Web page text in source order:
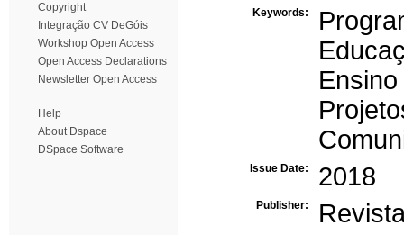
Copyright
Integração CV DeGóis
Workshop Open Access
Open Access Declarations
Newsletter Open Access
Help
About Dspace
DSpace Software
Keywords:
Issue Date: 2018
Publisher: